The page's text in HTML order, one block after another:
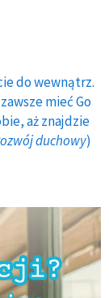
do wewnątrz.
mieć Go
aż znajdzie
duchowy)